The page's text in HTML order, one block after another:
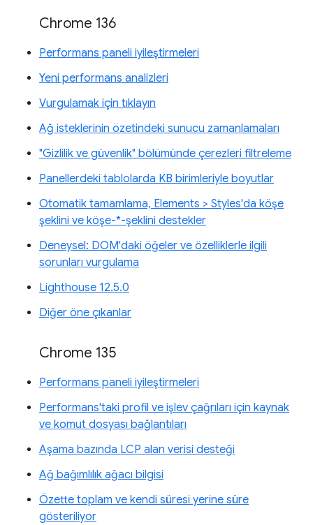
Chrome 136
Performans paneli iyileştirmeleri
Yeni performans analizleri
Vurgulamak için tıklayın
Ağ isteklerinin özetindeki sunucu zamanlamaları
"Gizlilik ve güvenlik" bölümünde çerezleri filtreleme
Panellerdeki tablolarda KB birimleriyle boyutlar
Otomatik tamamlama, Elements > Styles'da köşe
şeklini ve köşe-*-şeklini destekler
Deneysel: DOM'daki öğeler ve özelliklerle ilgili
sorunları vurgulama
Lighthouse 12.5.0
Diğer öne çıkanlar
Chrome 135
Performans paneli iyileştirmeleri
Performans'taki profil ve işlev çağrıları için kaynak
ve komut dosyası bağlantıları
Aşama bazında LCP alan verisi desteği
Ağ bağımlılık ağacı bilgisi
Özette toplam ve kendi süresi yerine süre
gösteriliyor